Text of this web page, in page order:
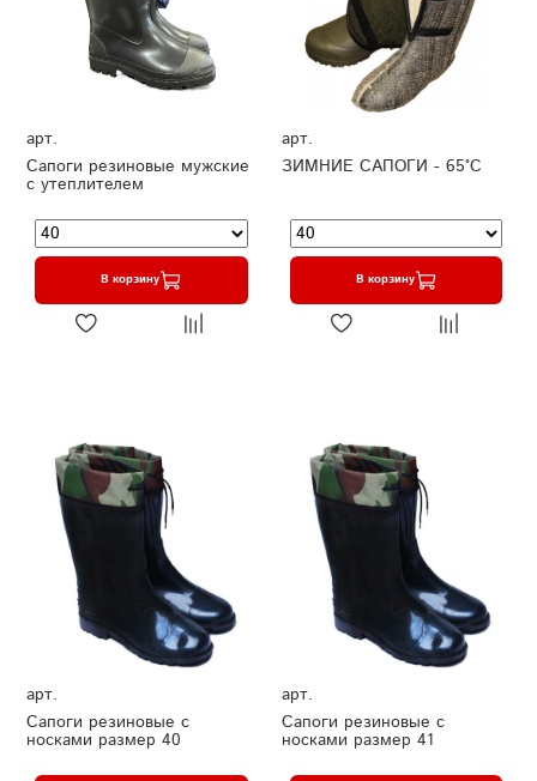
арт.
Сапоги резиновые мужские
с утеплителем
В корзину
арт.
ЗИМНИЕ САПОГИ - 65°C
В корзину
арт.
Сапоги резиновые с
носками размер 40
арт.
Сапоги резиновые с
носками размер 41